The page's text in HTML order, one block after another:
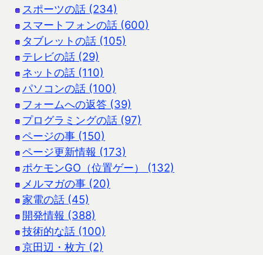
スポーツの話 (234)
スマートフォンの話 (600)
タブレットの話 (105)
テレビの話 (29)
ネットの話 (110)
パソコンの話 (100)
フォームへの返答 (39)
プログラミングの話 (97)
ページの事 (150)
ページ更新情報 (173)
ポケモンGO（位置ゲー） (132)
メルマガの事 (20)
家電の話 (45)
開発情報 (388)
技術的な話 (100)
京田辺・枚方 (2)